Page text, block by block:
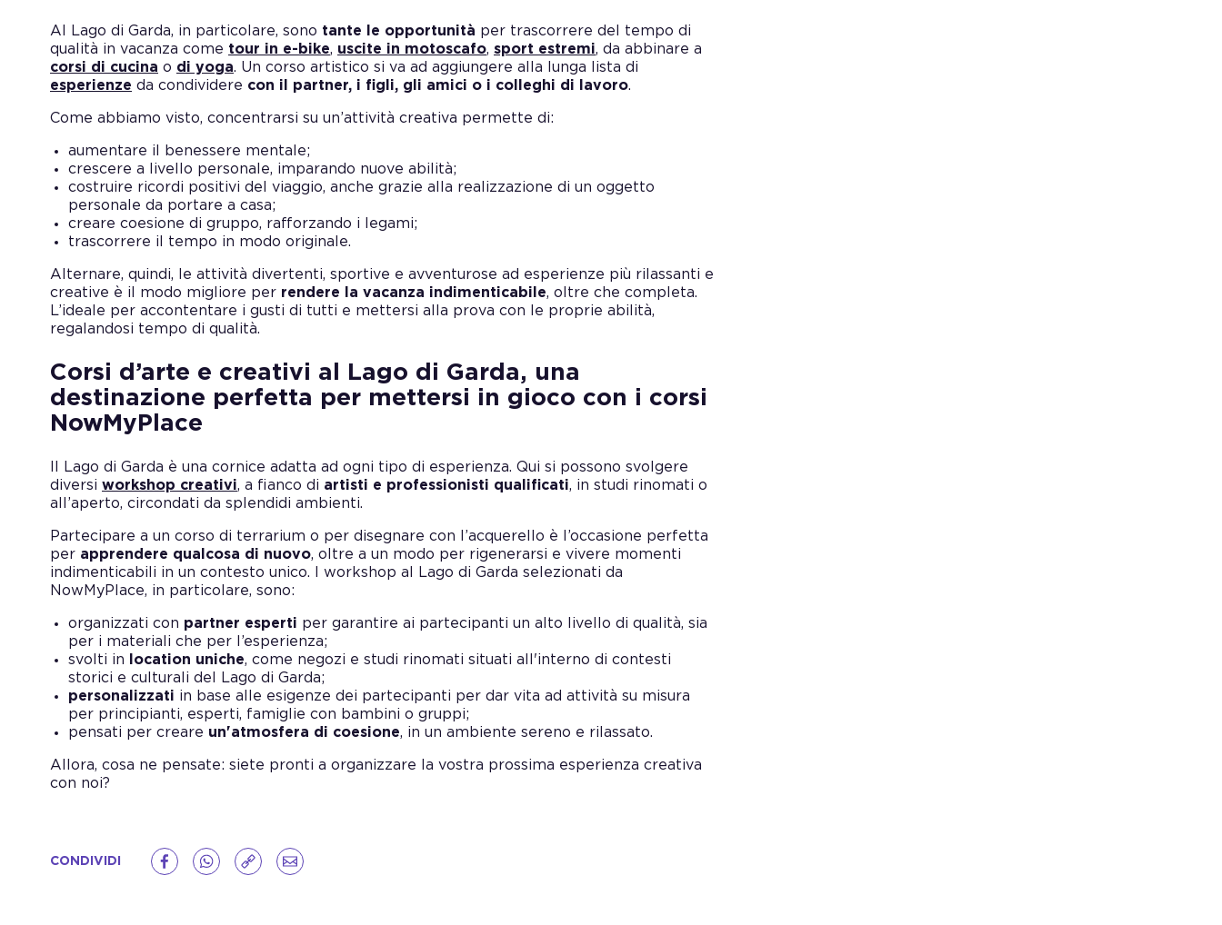
Al Lago di Garda, in particolare, sono tante le opportunità per trascorrere del tempo di
qualità in vacanza come tour in e-bike, uscite in motoscafo, sport estremi, da abbinare a
corsi di cucina o di yoga. Un corso artistico si va ad aggiungere alla lunga lista di
esperienze da condividere con il partner, i figli, gli amici o i colleghi di lavoro.
Come abbiamo visto, concentrarsi su un’attività creativa permette di:
aumentare il benessere mentale;
crescere a livello personale, imparando nuove abilità;
costruire ricordi positivi del viaggio, anche grazie alla realizzazione di un oggetto
personale da portare a casa;
creare coesione di gruppo, rafforzando i legami;
trascorrere il tempo in modo originale.
Alternare, quindi, le attività divertenti, sportive e avventurose ad esperienze più rilassanti e
creative è il modo migliore per rendere la vacanza indimenticabile, oltre che completa.
L’ideale per accontentare i gusti di tutti e mettersi alla prova con le proprie abilità,
regalandosi tempo di qualità.
Corsi d’arte e creativi al Lago di Garda, una
destinazione perfetta per mettersi in gioco con i corsi
NowMyPlace
Il Lago di Garda è una cornice adatta ad ogni tipo di esperienza. Qui si possono svolgere
diversi workshop creativi, a fianco di artisti e professionisti qualificati, in studi rinomati o
all’aperto, circondati da splendidi ambienti.
Partecipare a un corso di terrarium o per disegnare con l’acquerello è l’occasione perfetta
per apprendere qualcosa di nuovo, oltre a un modo per rigenerarsi e vivere momenti
indimenticabili in un contesto unico. I workshop al Lago di Garda selezionati da
NowMyPlace, in particolare, sono:
organizzati con partner esperti per garantire ai partecipanti un alto livello di qualità, sia
per i materiali che per l’esperienza;
svolti in
location uniche, come negozi e studi rinomati situati all'interno di contesti
storici e culturali del Lago di Garda;
personalizzati in base alle esigenze dei partecipanti per dar vita ad attività su misura
per principianti, esperti, famiglie con bambini o gruppi;
pensati per creare un'atmosfera di coesione, in un ambiente sereno e rilassato.
Allora, cosa ne pensate: siete pronti a organizzare la vostra prossima esperienza creativa
con noi?
CONDIVIDI